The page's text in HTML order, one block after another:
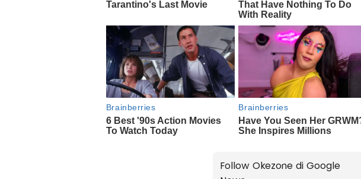
Follow Okezone di Google